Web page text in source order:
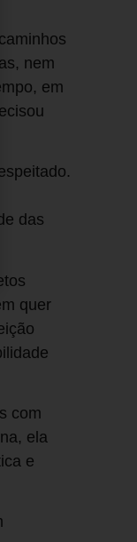
nem
em
das
quer
com
ela
e